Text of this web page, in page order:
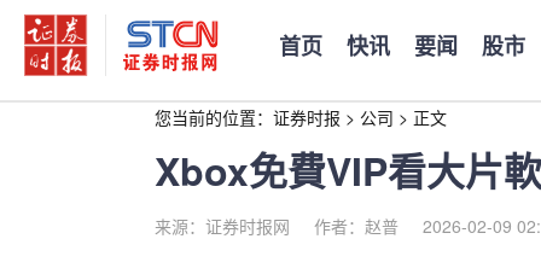
首页 快讯 要闻 股市
您当前的位置： 证券时报 > 公司 > 正文
Xbox免費VIP看大片
来源：证券时报网 作者：赵普 2026-02-09